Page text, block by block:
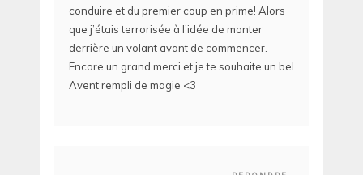
conduire et du premier coup en prime! Alors
que j’étais terrorisée à l’idée de monter
derrière un volant avant de commencer.
Encore un grand merci et je te souhaite un bel
Avent rempli de magie <3